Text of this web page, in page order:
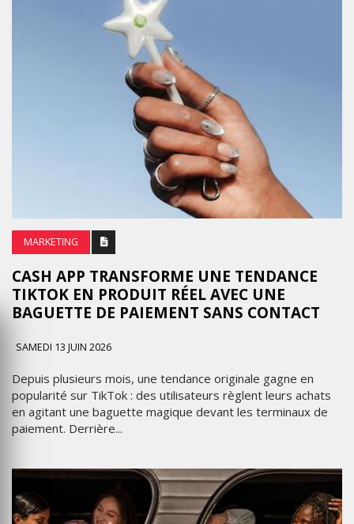
MARKETING
CASH APP TRANSFORME UNE TENDANCE
TIKTOK EN PRODUIT RÉEL AVEC UNE
BAGUETTE DE PAIEMENT SANS CONTACT
SAMEDI 13 JUIN 2026
Depuis plusieurs mois, une tendance originale gagne en
popularité sur TikTok : des utilisateurs règlent leurs achats
en agitant une baguette magique devant les terminaux de
paiement. Derrière...